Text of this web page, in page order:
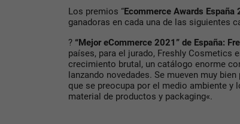
Los premios “Ecommerce Awards España
ganadoras en cada una de las siguientes
? “Mejor eCommerce 2021” de España:
países, para el jurado, Freshly Cosmetics
crecimiento brutal, un catálogo enorme
lanzando novedades. Se mueven muy
que se preocupa por el medio ambiente y
material de productos y packaging«.